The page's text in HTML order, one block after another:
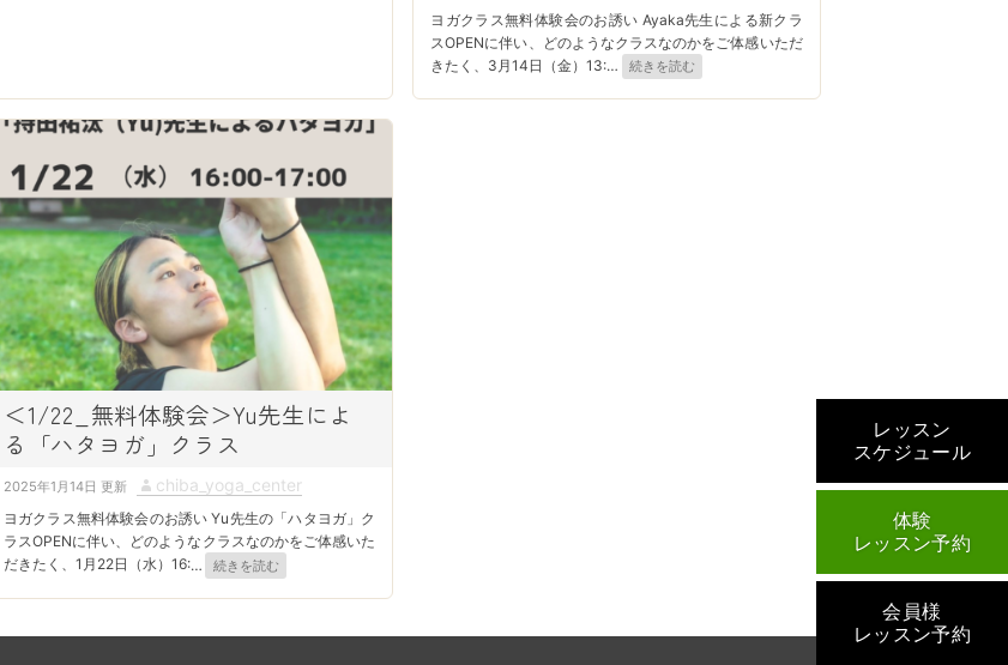
o
s
t
e
u
t
h
o
ヨガクラス無料体験会のお誘い Ayaka先生による新クラ
スOPENに伴い、どのようなクラスなのかをご体感いただ
きたく、3月14日（金）13:… 続きを読む
＜1/22_無料体験会＞Yu先生によ
る「ハタヨガ」クラス
P
o
s
t
e
2025年1月14日
A
u
t
h
o
chiba_yoga_center
ヨガクラス無料体験会のお誘い Yu先生の「ハタヨガ」ク
ラスOPENに伴い、どのようなクラスなのかをご体感いた
だきたく、1月22日（水）16:… 続きを読む
レッスン
スケジュール
体験
レッスン予約
会員様
レッスン予約